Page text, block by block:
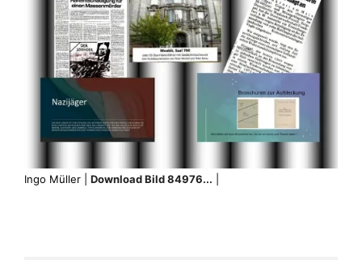
Ingo Müller | Download Bild 84976...